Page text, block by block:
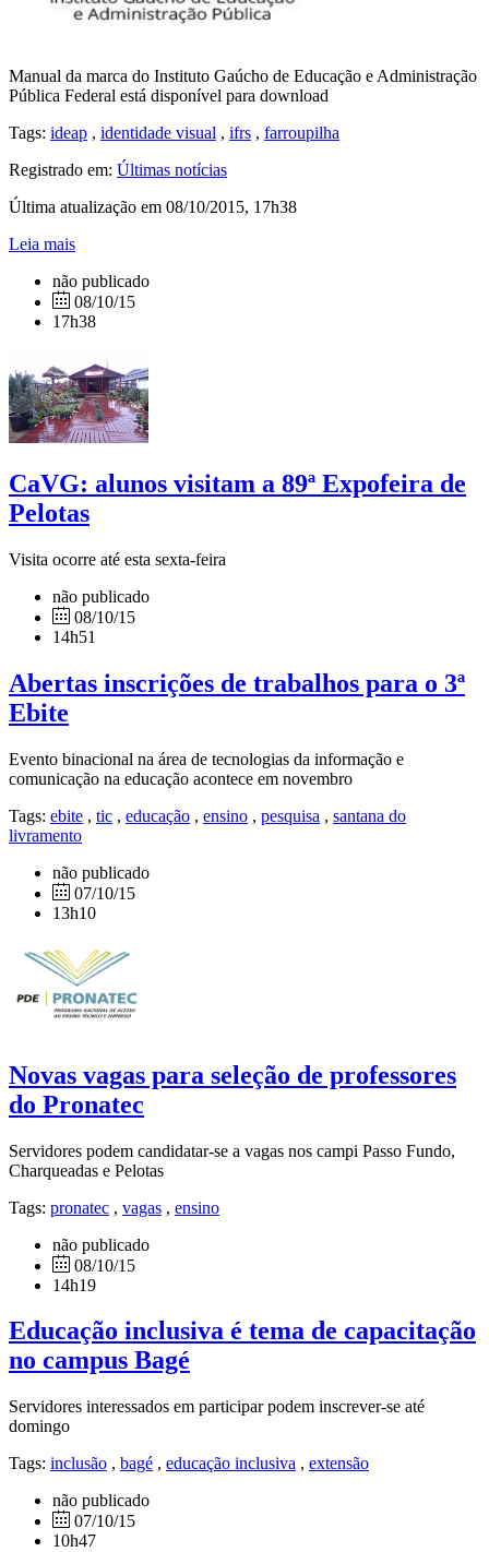
Manual da marca do Instituto Gaúcho de Educação e Administração
Pública Federal está disponível para download
Tags: ideap , identidade visual , ifrs , farroupilha
Registrado em: Últimas notícias
Última atualização em 08/10/2015, 17h38
Leia mais
não publicado
08/10/15
17h38
CaVG: alunos visitam a 89ª Expofeira de
Pelotas
Visita ocorre até esta sexta-feira
não publicado
08/10/15
14h51
Abertas inscrições de trabalhos para o 3ª
Ebite
Evento binacional na área de tecnologias da informação e
comunicação na educação acontece em novembro
Tags: ebite , tic , educação , ensino , pesquisa , santana do
livramento
não publicado
07/10/15
13h10
Novas vagas para seleção de professores
do Pronatec
Servidores podem candidatar-se a vagas nos campi Passo Fundo,
Charqueadas e Pelotas
Tags: pronatec , vagas , ensino
não publicado
08/10/15
14h19
Educação inclusiva é tema de capacitação
no campus Bagé
Servidores interessados em participar podem inscrever-se até
domingo
Tags: inclusão , bagé , educação inclusiva , extensão
não publicado
07/10/15
10h47